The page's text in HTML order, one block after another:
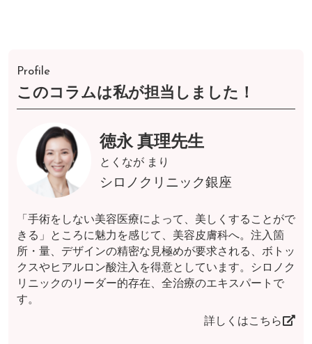
Profile
このコラムは私が担当しました！
徳永 真理先生
とくなが まり
シロノクリニック銀座
「手術をしない美容医療によって、美しくすることがで
きる」ところに魅力を感じて、美容皮膚科へ。注入箇
所・量、デザインの精密な見極めが要求される、ボトッ
クスやヒアルロン酸注入を得意としています。シロノク
リニックのリーダー的存在、全治療のエキスパートで
す。
詳しくはこちら